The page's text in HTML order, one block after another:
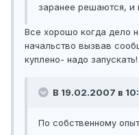
заранее решаются, и
Все хорошо когда дело
начальство вызвав
куплено- надо
В 19.02.2007 в
По собственному